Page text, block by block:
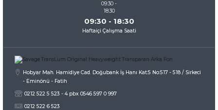
09:30 - 18:30
Haftaiçi Çalışma Saati
Hobyar Mah. Hamidiye Cad. Doğubank İş Hanı Kat:5 No:517 - 518 / Sirkeci
- Eminönü - Fatih
0212 522 5 523 - 4 pbx 0546 597 0 997
0212 522 6 523